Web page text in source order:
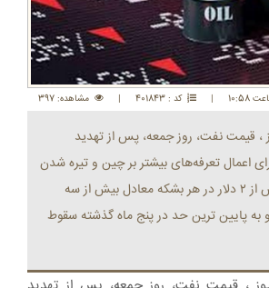
| کد : 401843 | مشاهده: 397
، قیمت نفت، روز جمعه، پس از تهدید
اعمال تعرفه‌های بیشتر بر چین و تیره شدن
چشم‌انداز تقاضا، بیش از ۲ دلار در هر بشکه معادل بیش از سه
پایین ترین حد در پنج ماه گذشته سقوط